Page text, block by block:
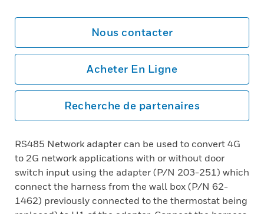
Nous contacter
Acheter En Ligne
Recherche de partenaires
RS485 Network adapter can be used to convert 4G
to 2G network applications with or without door
switch input using the adapter (P/N 203-251) which
connect the harness from the wall box (P/N 62-
1462) previously connected to the thermostat being